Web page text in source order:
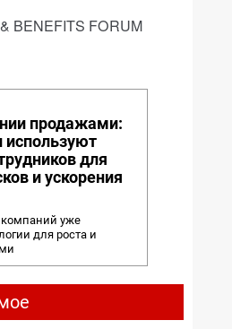
BENEFITS FORUM
продажами:
используют
для
и ускорения
компаний уже
для роста и